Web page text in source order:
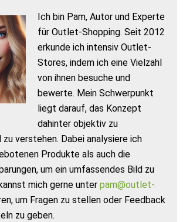
Ich bin Pam, Autor und Experte
für Outlet-Shopping. Seit 2012
erkunde ich intensiv Outlet-
Stores, indem ich eine Vielzahl
von ihnen besuche und
bewerte. Mein Schwerpunkt
liegt darauf, das Konzept
dahinter objektiv zu
verstehen. Dabei analysiere ich
Produkte als auch die
um ein umfassendes Bild zu
mich gerne unter pam@outlet-
um Fragen zu stellen oder Feedback
zu geben.